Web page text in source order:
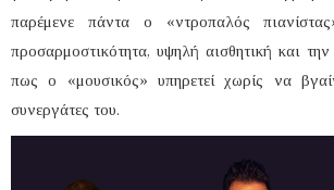
παρέμενε πάντα ο «ντροπαλός
προσαρμοστικότητα, υψηλή αισθητική και την
πως ο «μουσικός» υπηρετεί χωρίς να
συνεργάτες του.